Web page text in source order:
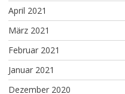
April 2021
März 2021
Februar 2021
Januar 2021
Dezember 2020